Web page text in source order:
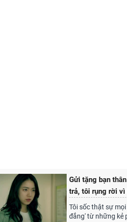
Gửi tặng bạn
trả, tôi rụng rời
Tôi sốc thật sự
đắng' từ những kẻ